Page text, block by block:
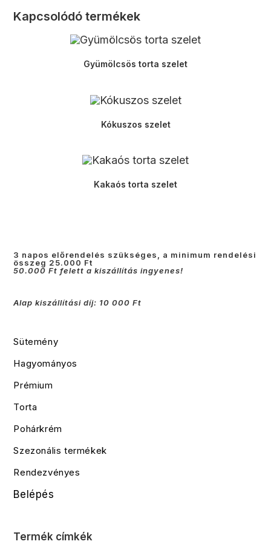
Kapcsolódó termékek
Gyümölcsös torta szelet
Kókuszos szelet
Kakaós torta szelet
3 napos előrendelés szükséges, a minimum rendelési
összeg 25.000 Ft
50.000 Ft felett a kiszállítás ingyenes!
Alap kiszállítási díj: 10 000 Ft
Sütemény
Hagyományos
Prémium
Torta
Pohárkrém
Szezonális termékek
Rendezvényes
Belépés
Termék címkék